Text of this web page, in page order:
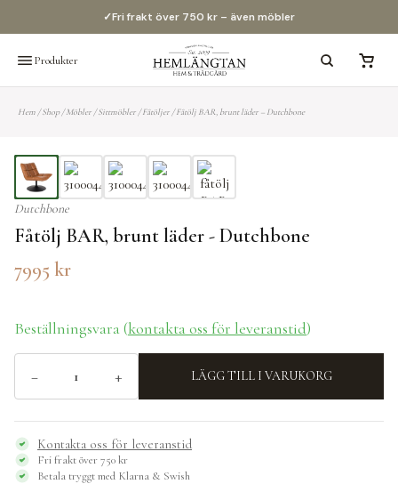
✓60 dagars öppet köp
Produkter
Hem /Shop/Möbler /Sittmöbler /Fåtöljer /Fåtölj BAR, brunt läder – Dutchbone
Dutchbone
Fåtölj BAR, brunt läder - Dutchbone
7995 kr
Beställningsvara (kontakta oss för leveranstid)
Fåtölj
BAR,
brunt
läder
-
Dutchbone
− + LÄGG TILL I VARUKORG
Kontakta oss för leveranstid
Fri frakt över 750 kr
Betala tryggt med Klarna & Swish